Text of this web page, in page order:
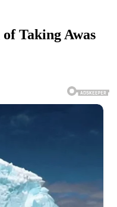
of Taking Awas